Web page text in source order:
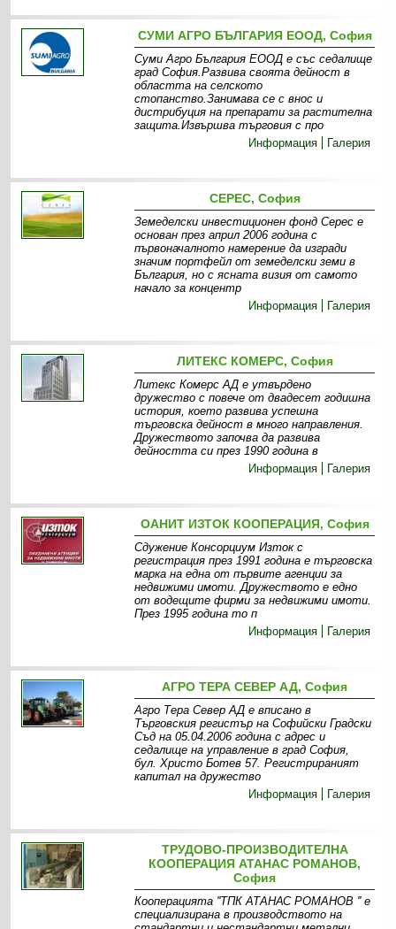
СУМИ АГРО БЪЛГАРИЯ EООД, София
Суми Агро България ЕООД е със седалище
град София.Развива своята дейност в
областта на селското
стопанство.Занимава се с внос и
дистрибуция на препарати за растителна
защита.Извършва търговия с про
Информация
Галерия
СЕРЕС, София
Земеделски инвестиционен фонд Серес е
основан през април 2006 година с
първоначалното намерение да изгради
значим портфейл от земеделски земи в
България, но с ясната визия от самото
начало за концентр
Информация
Галерия
ЛИТЕКС КОМЕРС, София
Литекс Комерс АД е утвърдено
дружество с повече от двадесет годишна
история, което развива успешна
търговска дейност в много направления.
Дружеството започва да развива
дейността си през 1990 година в
Информация
Галерия
ОАНИТ ИЗТОК КООПЕРАЦИЯ, София
Сдужение Консорциум Изток с
регистрация през 1991 година е търговска
марка на една от първите агенции за
недвижими имоти. Дружеството е едно
от водещите фирми за недвижими имоти.
През 1995 година то п
Информация
Галерия
АГРО ТЕРА СЕВЕР АД, София
Агро Тера Север АД е вписано в
Търговския регистър на Софийски Градски
Съд на 05.04.2006 година с адрес и
седалище на управление в град София,
бул. Христо Ботев 57. Регистрираният
капитал на дружество
Информация
Галерия
ТРУДОВО-ПРОИЗВОДИТЕЛНА
КООПЕРАЦИЯ АТАНАС РОМАНОВ,
София
Кооперацията ''ТПК АТАНАС РОМАНОВ '' е
специализирана в производството на